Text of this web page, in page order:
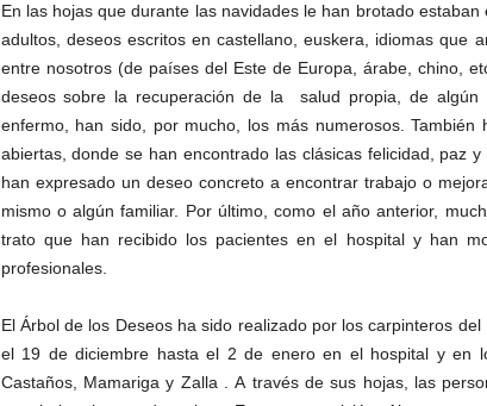
En las hojas que durante las navidades le han brotado estaban
adultos, deseos escritos en castellano, euskera, idiomas que
entre nosotros (de países del Este de Europa, árabe, chino,
deseos sobre la recuperación de la salud propia, de
enfermo, han sido, por mucho, los más numerosos.
abiertas, donde se han encontrado las clásicas felicidad, paz
han expresado un deseo concreto a encontrar trabajo o
mismo o algún familiar. Por último, como el año anterior,
trato que han recibido los pacientes en el hospital y han
profesionales.
El Árbol de los Deseos ha sido realizado por los carpinteros
el 19 de diciembre hasta el 2 de enero en el hospital y en
Castaños, Mamariga y Zalla . A través de sus hojas, las